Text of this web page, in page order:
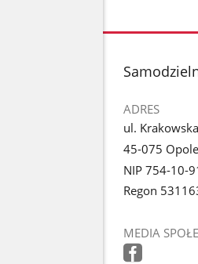
stopka
ADRES
ul.
45-075 Opole
NIP 754-10-
Regon
MEDIA